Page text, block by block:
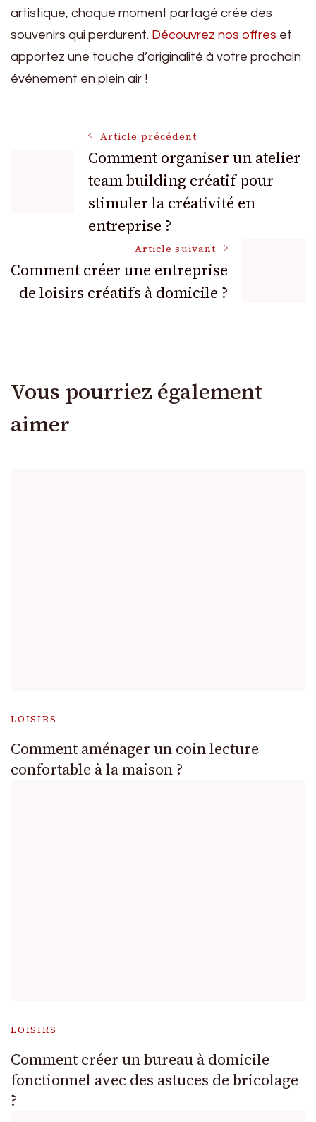
artistique, chaque moment partagé crée des
souvenirs qui perdurent. Découvrez nos offres et
apportez une touche d’originalité à votre prochain
événement en plein air !
Navigation
articles
Article précédent
Comment organiser un atelier
team building créatif pour
stimuler la créativité en
entreprise ?
Article suivant
Comment créer une entreprise
de loisirs créatifs à domicile ?
Vous pourriez également
aimer
LOISIRS
Comment aménager un coin lecture
confortable à la maison ?
LOISIRS
Comment créer un bureau à domicile
fonctionnel avec des astuces de bricolage
?